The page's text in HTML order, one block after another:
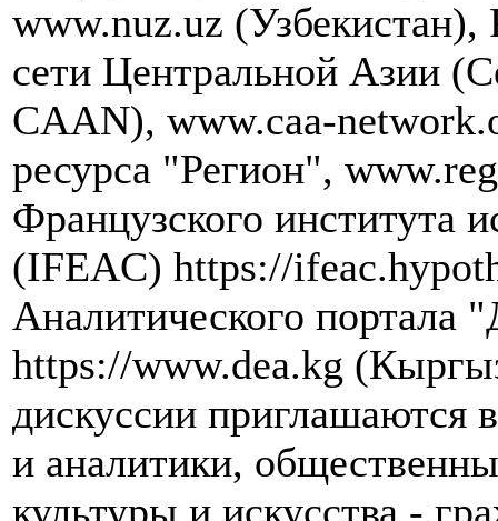
www.nuz.uz (Узбекистан),
сети Центральной Азии
CAAN), www.caa-
ресурса "Регион",
Французского института
(IFEAC) https://
Аналитического портала
https://www.dea.kg
дискуссии приглашаются
и аналитики,
культуры и искусства -